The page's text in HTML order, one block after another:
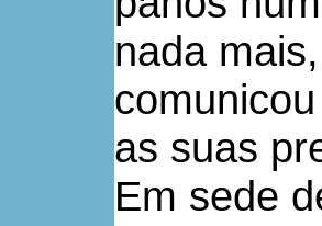
nada
as suas
Em sede